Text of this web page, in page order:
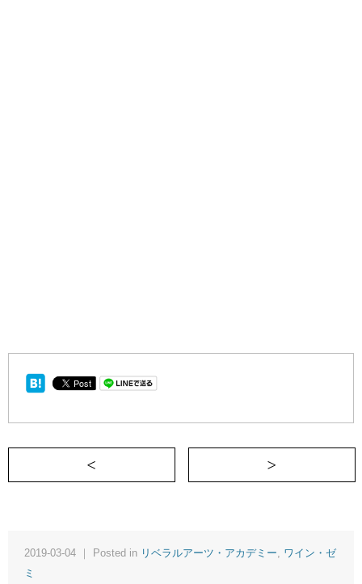
＜ 【2019年2月開講】こんなに面白い「
2019-03-04 ｜ Posted in リベラルアーツ・アカデミー, ワイン・ゼ
ミ